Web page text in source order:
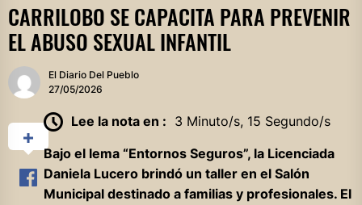
CARRILOBO SE CAPACITA PARA PREVENIR
EL ABUSO SEXUAL INFANTIL
El Diario Del Pueblo
27/05/2026
Lee la nota en : 3 Minuto/s, 15 Segundo/s
Bajo el lema “Entornos Seguros”, la Licenciada
Daniela Lucero brindó un taller en el Salón
Municipal destinado a familias y profesionales. El